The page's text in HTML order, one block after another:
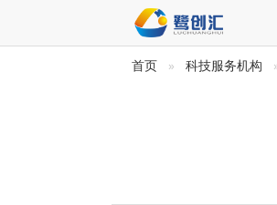
首页 科技服务机构